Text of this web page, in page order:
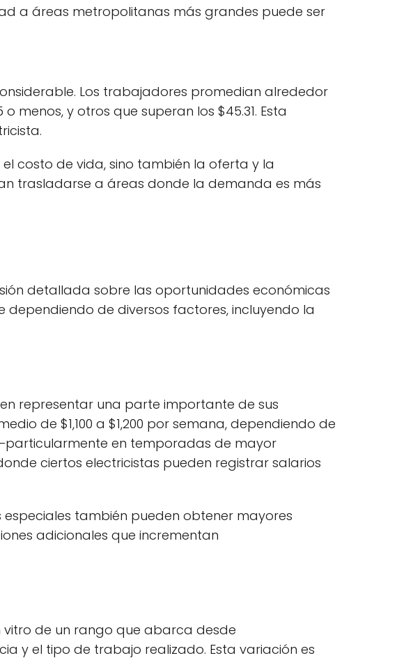
a áreas metropolitanas más grandes puede ser
Los trabajadores promedian alrededor
menos, y otros que superan los $45.31. Esta
costo de vida, sino también la oferta y la
trasladarse a áreas donde la demanda es más
detallada sobre las oportunidades económicas
dependiendo de diversos factores, incluyendo la
representar una parte importante de sus
de $1,100 a $1,200 por semana, dependiendo de
en temporadas de mayor
ciertos electricistas pueden registrar salarios
también pueden obtener mayores
adicionales que incrementan
vitro de un rango que abarca desde
y el tipo de trabajo realizado. Esta variación es